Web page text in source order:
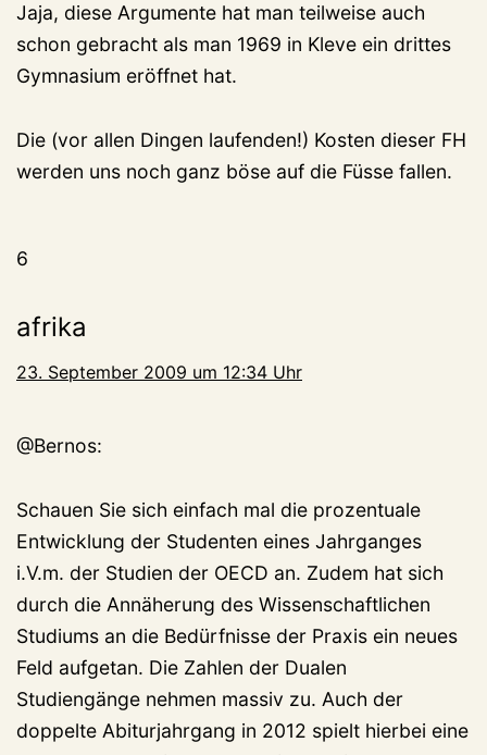
Jaja, diese Argumente hat man teilweise auch
schon gebracht als man 1969 in Kleve ein drittes
Gymnasium eröffnet hat.
Die (vor allen Dingen laufenden!) Kosten dieser FH
werden uns noch ganz böse auf die Füsse fallen.
6
afrika
23. September 2009 um 12:34 Uhr
@Bernos:
Schauen Sie sich einfach mal die prozentuale
Entwicklung der Studenten eines Jahrganges
i.V.m. der Studien der OECD an. Zudem hat sich
durch die Annäherung des Wissenschaftlichen
Studiums an die Bedürfnisse der Praxis ein neues
Feld aufgetan. Die Zahlen der Dualen
Studiengänge nehmen massiv zu. Auch der
doppelte Abiturjahrgang in 2012 spielt hierbei eine